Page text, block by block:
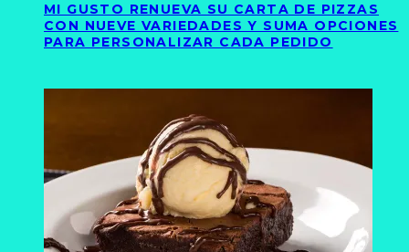
MI GUSTO RENUEVA SU CARTA DE PIZZAS
CON NUEVE VARIEDADES Y SUMA OPCIONES
PARA PERSONALIZAR CADA PEDIDO